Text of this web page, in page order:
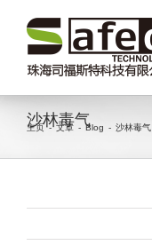
沙林毒气
主页 - 文章 - Blog - 沙林毒气